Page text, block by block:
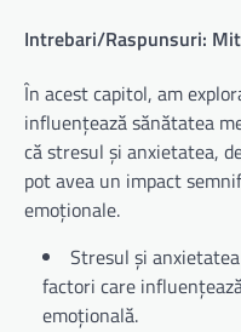
Intrebari/Raspunsuri:
În acest capitol, am
influențează sănătatea
că stresul și anxietatea,
pot avea un impact
emoționale.
Stresul și
factori care
emoțională.